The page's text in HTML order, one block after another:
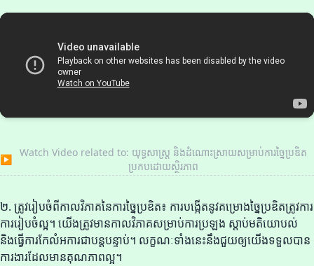
▶
Watch Video related to: យុទ្ធសាស្ត្រ និងដំណោះស្រាយសម្រាប់ការច្នៃប្រឌិត
ប្រកបដោយស្ថិរភាព
២. ត្រូវរៀបចំពីកាលវិភាគនៃការច្នៃប្រឌិត៖ ការបង្កើតនូវគម្រោងច្នៃប្រឌិតត្រូវការ
ការរៀបចំល្អ។ យើងត្រូវមានកាលវិភាគសម្រាប់ការប្រឡង ស្តាប់មតិយោបល់
និងធ្វើការកែលំអការជាបន្តបន្ទាប់។ លក្ខណៈទាំងនេះនឹងជួយឲ្យយើងទទួលបាន
ការងារដែលមានគុណភាពល្អ។